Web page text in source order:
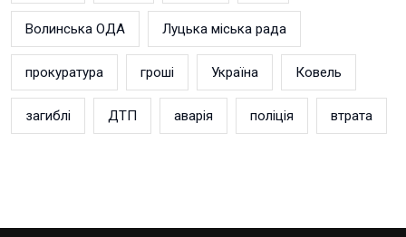
Волинська ОДА Луцька міська рада
прокуратура гроші Україна Ковель
загиблі ДТП аварія поліція втрата